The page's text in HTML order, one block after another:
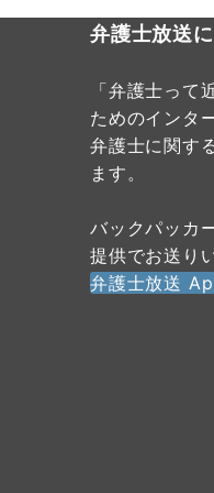
弁護士放送
「弁護士って
ためのインタ
弁護士に関す
ます。
バックパッカ
提供でお送り
弁護士放送